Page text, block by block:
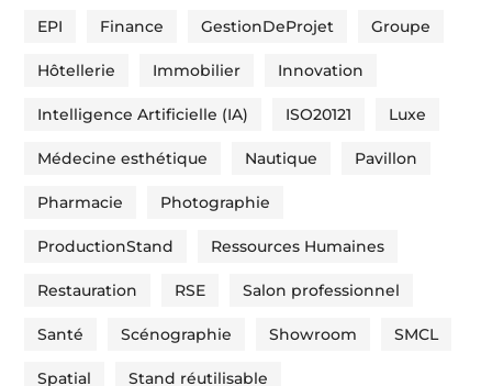
EPI Finance GestionDeProjet Groupe
Hôtellerie Immobilier Innovation
Intelligence Artificielle (IA) ISO20121 Luxe
Médecine esthétique Nautique Pavillon
Pharmacie Photographie
ProductionStand Ressources Humaines
Restauration RSE Salon professionnel
Santé Scénographie Showroom SMCL
Spatial Stand réutilisable